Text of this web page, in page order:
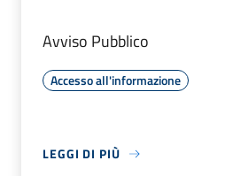
Avviso Pubblico
Accesso all'informazione
LEGGI DI PIÙ